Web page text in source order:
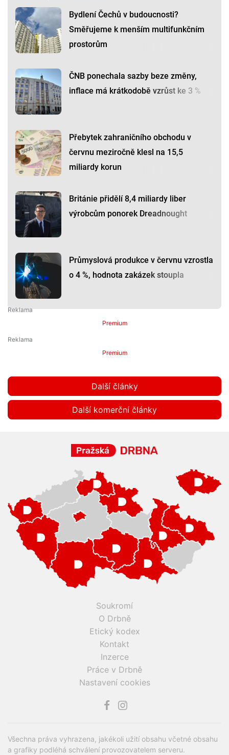
Bydlení Čechů v budoucnosti?
Směřujeme k menším multifunkčním
prostorům
ČNB ponechala sazby beze změny,
inflace má krátkodobě vzrůst ke 3 %
Přebytek zahraničního obchodu v
červnu meziročně klesl na 15,5
miliardy korun
Británie přidělí 8,4 miliardy liber
výrobcům ponorek Dreadnought
Průmyslová produkce v červnu vzrostla
o 4 %, hodnota zakázek stoupla
Premium
Premium
Další články
Další komerční články
Soukromí
O Drbně
Etický kodex
Kontakt
Inzerce
Práce v Drbně
Nastavení cookies
Všechna práva vyhrazena, jakékoli užití obsahu včetné obsahu
a grafiky podléhá schválení provozovatelem serveru.